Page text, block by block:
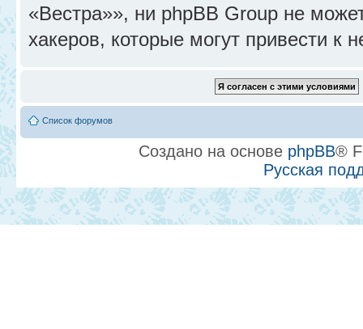
«Вестра»», ни phpBB Group не
хакеров, которые могут привести к
Список форумов
Создано на основе phpBB®
Русская